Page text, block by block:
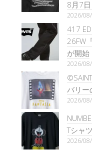
8月7
2026/
417
26FW
が開始
2026/
バリー
2026/
Tシャ
2026/